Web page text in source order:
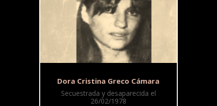
Dora Cristina Greco Cámara
Secuestrada y desaparecida el
26/02/1978